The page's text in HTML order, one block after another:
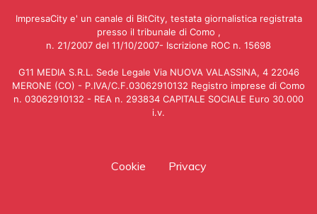
ImpresaCity e' un canale di BitCity, testata giornalistica registrata
presso il tribunale di Como ,
n. 21/2007 del 11/10/2007- Iscrizione ROC n. 15698
G11 MEDIA S.R.L. Sede Legale Via NUOVA VALASSINA, 4 22046
MERONE (CO) - P.IVA/C.F.03062910132 Registro imprese di Como
n. 03062910132 - REA n. 293834 CAPITALE SOCIALE Euro 30.000
i.v.
Cookie Privacy